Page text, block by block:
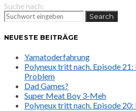
Suche nach:
Search
NEUESTE BEITRÄGE
Yamatoderfahrung
Polyneux tritt nach. Episode
Problem
Dad Games?
Super Meat Boy 3-Meh
Polyneux tritt nach. Episode 20: